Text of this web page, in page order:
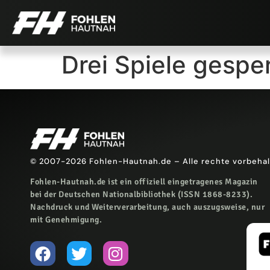
Drei Spiele
© 2007-2026 Fohlen-Hautnah.de – Alle rechte
Fohlen-Hautnah.de ist ein offiziell eingetragenes Magazin
bei der Deutschen Nationalbibliothek (ISSN 1868-8233).
Nachdruck und Weiterverarbeitung, auch auszugsweise, nur
mit Genehmigung.